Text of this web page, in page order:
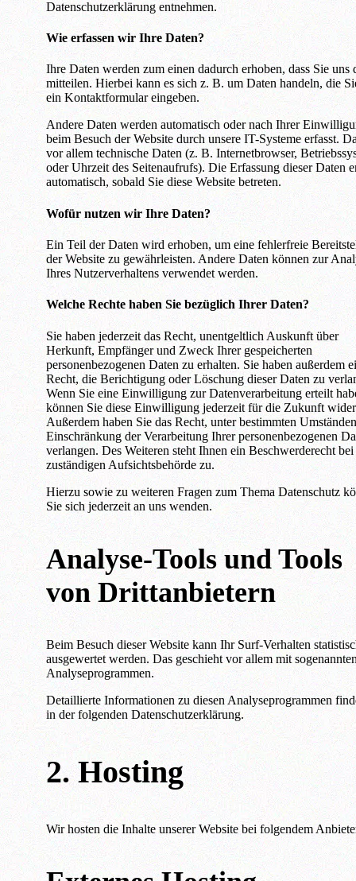
Datenschutzerklärung entnehmen.
Wie erfassen wir Ihre Daten?
Ihre Daten werden zum einen dadurch erhoben, dass Sie uns
mitteilen. Hierbei kann es sich z. B. um Daten handeln, die
ein Kontaktformular eingeben.
Andere Daten werden automatisch oder nach Ihrer
beim Besuch der Website durch unsere IT-Systeme erfasst.
vor allem technische Daten (z. B. Internetbrowser,
oder Uhrzeit des Seitenaufrufs). Die Erfassung dieser Daten
automatisch, sobald Sie diese Website betreten.
Wofür nutzen wir Ihre Daten?
Ein Teil der Daten wird erhoben, um eine fehlerfreie
der Website zu gewährleisten. Andere Daten können zur
Ihres Nutzerverhaltens verwendet werden.
Welche Rechte haben Sie bezüglich Ihrer Daten?
Sie haben jederzeit das Recht, unentgeltlich Auskunft über
Herkunft, Empfänger und Zweck Ihrer gespeicherten
personenbezogenen Daten zu erhalten. Sie haben außerdem
Recht, die Berichtigung oder Löschung dieser Daten zu
Wenn Sie eine Einwilligung zur Datenverarbeitung erteilt
können Sie diese Einwilligung jederzeit für die Zukunft
Außerdem haben Sie das Recht, unter bestimmten
Einschränkung der Verarbeitung Ihrer personenbezogenen
verlangen. Des Weiteren steht Ihnen ein Beschwerderecht bei
zuständigen Aufsichtsbehörde zu.
Hierzu sowie zu weiteren Fragen zum Thema Datenschutz
Sie sich jederzeit an uns wenden.
Analyse-Tools und Tools
von Dritt­anbietern
Beim Besuch dieser Website kann Ihr Surf-Verhalten
ausgewertet werden. Das geschieht vor allem mit
Analyseprogrammen.
Detaillierte Informationen zu diesen Analyseprogrammen
in der folgenden Datenschutzerklärung.
2. Hosting
Wir hosten die Inhalte unserer Website bei folgendem